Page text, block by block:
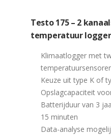
Testo 175 – 2
temperatuur logger
Klimaatlogger met
Keuze uit type K of
Opslagcapaciteit
Batterijduur van 3
15 minuten
Data-analyse